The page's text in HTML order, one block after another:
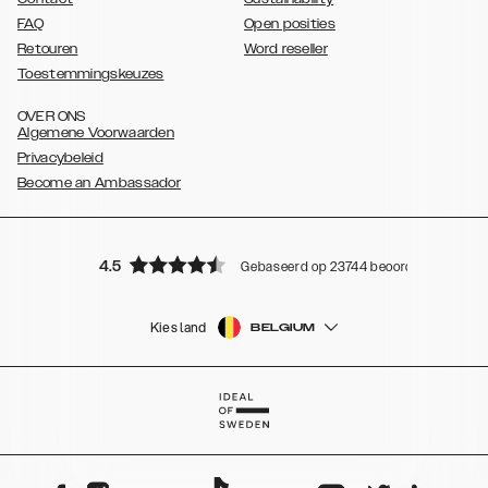
FAQ
Retouren
Toestemmingskeuzes
Open posities
Word reseller
OVER ONS
Algemene Voorwaarden
Privacybeleid
Become an Ambassador
4.5 Gebaseerd op 23744 beoordelingen
Kies land BELGIUM